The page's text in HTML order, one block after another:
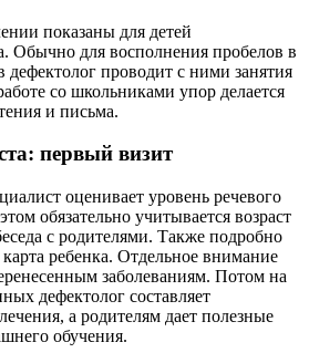
показаны для детей
Обычно для восполнения пробелов в
дефектолог проводит с ними занятия
со школьниками упор делается
и письма.
первый визит
оценивает уровень речевого
обязательно учитывается возраст
с родителями. Также подробно
ребенка. Отдельное внимание
заболеваниям. Потом на
дефектолог составляет
а родителям дает полезные
обучения.